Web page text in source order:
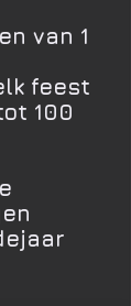
van 1
feest
100